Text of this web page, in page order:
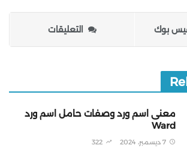
بوك التعليقات
معنى اسم ورد وصفات حامل اسم ورد
Ward
7 ديسمبر، 2024 322